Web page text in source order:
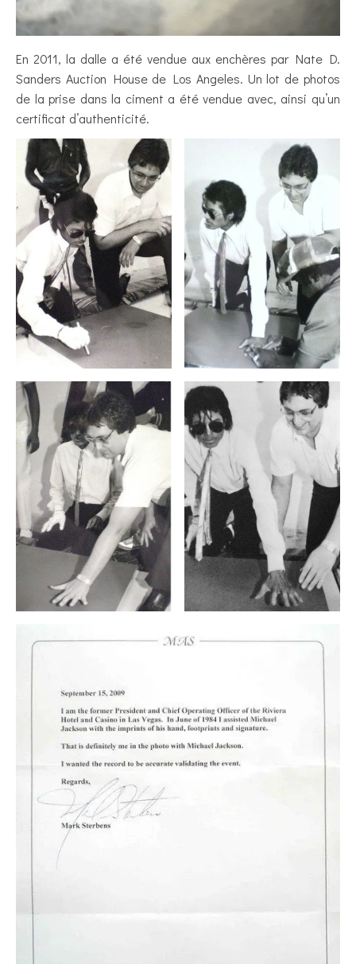
En 2011, la dalle a été vendue aux enchères par Nate D.
Sanders Auction House de Los Angeles. Un lot de photos
de la prise dans la ciment a été vendue avec, ainsi qu’un
certificat d’authenticité.